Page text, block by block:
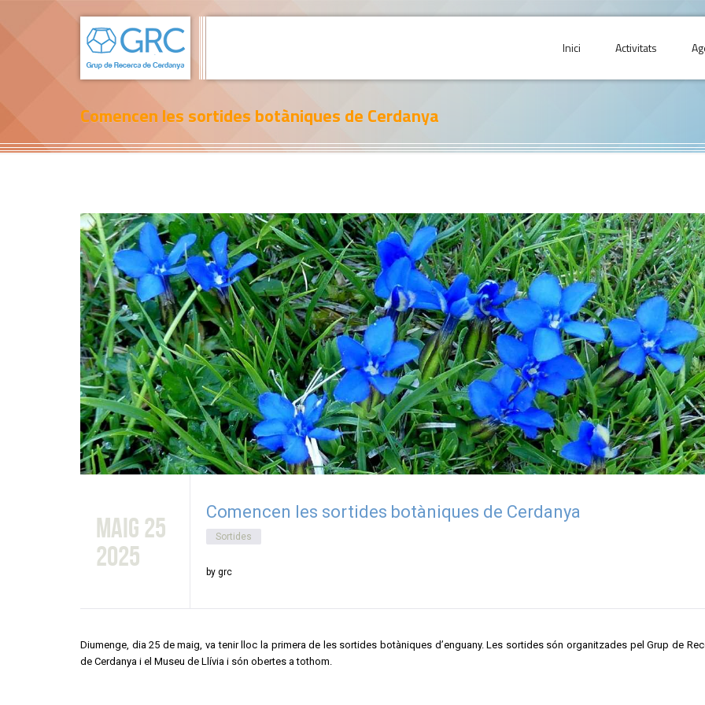
Inici Activitats
Comencen les sortides botàniques de Cerdanya
maig 25
2025
Comencen les sortides botàniques de Cerdanya
Sortides
by grc
Diumenge, dia 25 de maig, va tenir lloc la primera de les sortides botàniques d’enguany. Les sortides són organitzades pel Grup de
de Cerdanya i el Museu de Llívia i són obertes a tothom.